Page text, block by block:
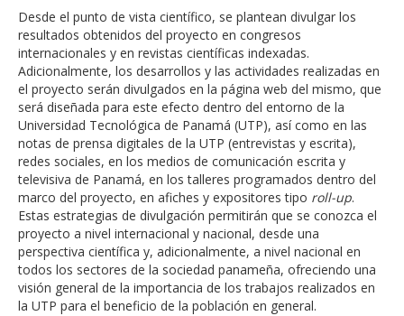
Desde el punto de vista científico, se plantean divulgar los
resultados obtenidos del proyecto en congresos
internacionales y en revistas científicas indexadas.
Adicionalmente, los desarrollos y las actividades realizadas en
el proyecto serán divulgados en la página web del mismo, que
será diseñada para este efecto dentro del entorno de la
Universidad Tecnológica de Panamá (UTP), así como en las
notas de prensa digitales de la UTP (entrevistas y escrita),
redes sociales, en los medios de comunicación escrita y
televisiva de Panamá, en los talleres programados dentro del
marco del proyecto, en afiches y expositores tipo roll-up.
Estas estrategias de divulgación permitirán que se conozca el
proyecto a nivel internacional y nacional, desde una
perspectiva científica y, adicionalmente, a nivel nacional en
todos los sectores de la sociedad panameña, ofreciendo una
visión general de la importancia de los trabajos realizados en
la UTP para el beneficio de la población en general.